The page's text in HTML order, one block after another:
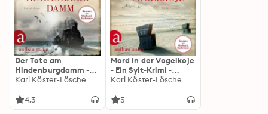
Der Tote am
Hindenburgdamm -
Ein Sylt-Krimi - Niklas
Band 1 (Ungekürzt)
Kari Köster-Lösche
4.3
Mord in der Vogelkoje
- Ein Sylt-Krimi -
Niklas Asmus
(Ungekürzt)
Kari Köster-Lösche
5